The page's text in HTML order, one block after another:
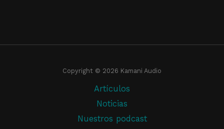
Copyright © 2026 Kamani Audio
Artículos
Noticias
Nuestros podcast